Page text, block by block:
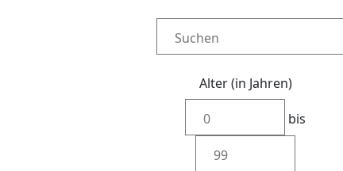
Alter (in Jahren)
bis